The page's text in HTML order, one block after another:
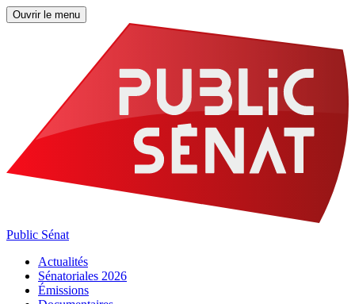
Ouvrir le menu
Public Sénat
Actualités
Sénatoriales 2026
Émissions